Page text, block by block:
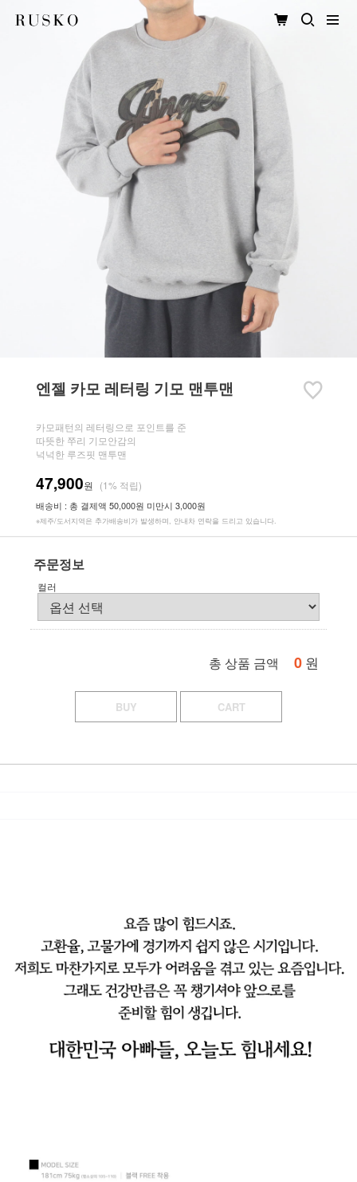
엔젤 카모 레터링 기모 맨투맨
카모패턴의 레터링으로 포인트를 준
따뜻한 쭈리 기모안감의
넉넉한 루즈핏 맨투맨
47,900원 (1% 적립)
배송비 : 총 결제액 50,000원 미만시 3,000원
※제주/도서지역은 추가배송비가 발생하며, 안내차 연락을 드리고 있습니다.
주문정보
컬러
총 상품 금액 0 원
BUY CART